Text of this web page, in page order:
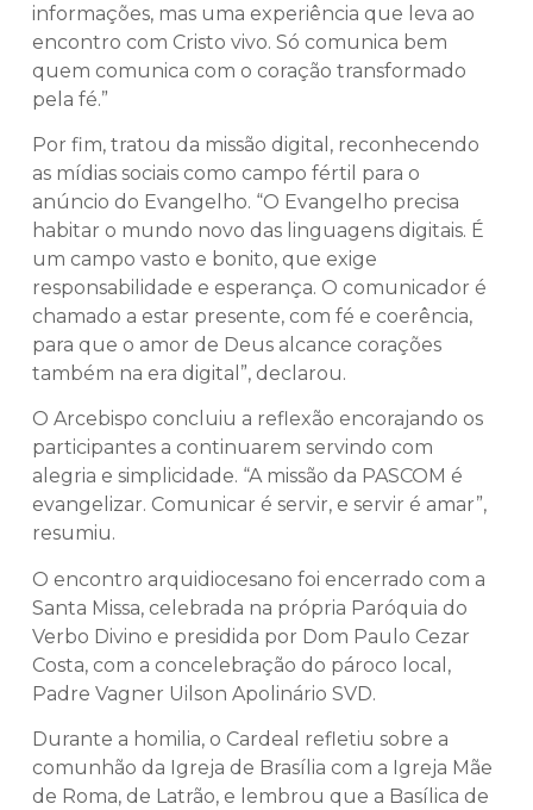
informações, mas uma experiência que leva ao
encontro com Cristo vivo. Só comunica bem
quem comunica com o coração transformado
pela fé.”
Por fim, tratou da missão digital, reconhecendo
as mídias sociais como campo fértil para o
anúncio do Evangelho. “O Evangelho precisa
habitar o mundo novo das linguagens digitais. É
um campo vasto e bonito, que exige
responsabilidade e esperança. O comunicador é
chamado a estar presente, com fé e coerência,
para que o amor de Deus alcance corações
também na era digital”, declarou.
O Arcebispo concluiu a reflexão encorajando os
participantes a continuarem servindo com
alegria e simplicidade. “A missão da PASCOM é
evangelizar. Comunicar é servir, e servir é amar”,
resumiu.
O encontro arquidiocesano foi encerrado com a
Santa Missa, celebrada na própria Paróquia do
Verbo Divino e presidida por Dom Paulo Cezar
Costa, com a concelebração do pároco local,
Padre Vagner Uilson Apolinário SVD.
Durante a homilia, o Cardeal refletiu sobre a
comunhão da Igreja de Brasília com a Igreja Mãe
de Roma, de Latrão, e lembrou que a Basílica de